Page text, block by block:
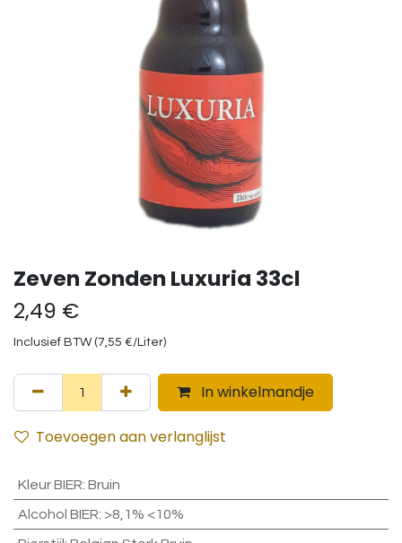
Zeven Zonden Luxuria 33cl
2,49 €
Inclusief BTW (7,55 €/Liter)
In winkelmandje
Toevoegen aan verlanglijst
Kleur BIER: Bruin
Alcohol BIER: >8,1% <10%